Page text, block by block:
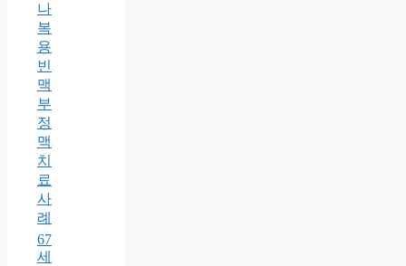
나
복
용
빈
맥
부
정
맥
치
료
사
례
67
세